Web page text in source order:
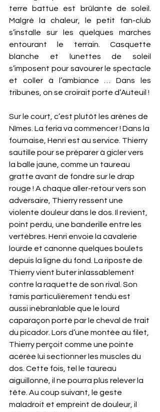
terre battue est brûlante de soleil.
Malgré la chaleur, le petit fan-club
s’installe sur les quelques marches
entourant le terrain. Casquette
blanche et lunettes de soleil
s’imposent pour savourer le spectacle
et coller à l’ambiance … Dans les
tribunes, on se croirait porte d’Auteuil !
Sur le court, c’est plutôt les arènes de
Nîmes. La feria va commencer ! Dans la
fournaise, Henri est au service. Thierry
sautille pour se préparer à gicler vers
la balle jaune, comme un taureau
gratte avant de fondre sur le drap
rouge ! A chaque aller-retour vers son
adversaire, Thierry ressent une
violente douleur dans le dos. Il revient,
point perdu, une banderille entre les
vertèbres. Henri envoie la cavalerie
lourde et canonne quelques boulets
depuis la ligne du fond. La riposte de
Thierry vient buter inlassablement
contre la raquette de son rival. Son
tamis particulièrement tendu est
aussi inébranlable que le lourd
caparaçon porté par le cheval de trait
du picador. Lors d’une montée au filet,
Thierry perçoit comme une pointe
acérée lui sectionner les muscles du
dos. Cette fois, tel le taureau
aiguillonné, il ne pourra plus relever la
tête. Au coup suivant, le geste
maladroit et empreint de douleur, il